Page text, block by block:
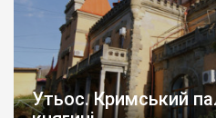
Утьос. Кримський